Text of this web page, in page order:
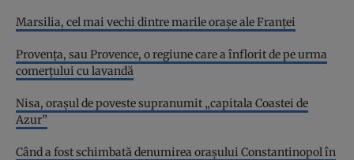
Marsilia, cel mai vechi dintre marile orașe ale Franței
Provența, sau Provence, o regiune care a înflorit de pe urma
comerțului cu lavandă
Nisa, orașul de poveste supranumit „capitala Coastei de
Azur”
Când a fost schimbată denumirea orașului Constantinopol în